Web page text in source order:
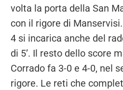
volta la porta della San
con il rigore di
4 si incarica anche del
di 5’. Il resto dello score
Corrado fa 3-0 e 4-0, nel
rigore. Le reti che